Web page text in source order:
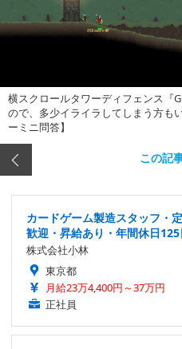
横スクロールタワーディフェンス『
ので、多少イライラしてしまう方も
ーミニ問答】
この記
カードゲーム製造スタッフ・
歓迎・昇給あり・年間休日
株式会社小林
東京都
月給23万4,400円～37万円
正社員